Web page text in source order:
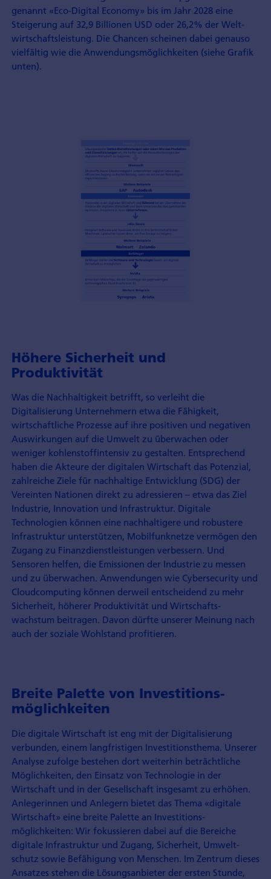
genannt «Eco-Digital Economy» bis im Jahr 2028 eine
Steigerung auf 32,9 Billionen USD oder 26,2% der Welt­
wirtschafts­leistung. Die Chancen scheinen dabei genauso
vielfältig wie die Anwendungs­möglichkeiten (siehe Grafik
unten).
Höhere Sicherheit und
Produktivität
Was die Nachhaltigkeit betrifft, so verleiht die
Digitalisierung Unternehmern etwa die Fähigkeit,
wirtschaftliche Prozesse auf ihre positiven und negativen
Aus­wirkungen auf die Umwelt zu überwachen oder
weniger kohlenstoff­intensiv zu gestalten. Entsprechend
haben die Akteure der digitalen Wirtschaft das Potenzial,
zahlreiche Ziele für nachhaltige Entwicklung (SDG) der
Vereinten Nationen direkt zu adressieren – etwa das Ziel
Industrie, Innovation und Infrastruktur. Digitale
Technologien können eine nach­haltigere und robustere
Infrastruktur unterstützen, Mobil­funk­netze vermögen den
Zugang zu Finanz­dienst­leistungen verbessern. Und
Sensoren helfen, die Emissionen der Industrie zu messen
und zu überwachen. Anwendungen wie Cyber­security und
Cloud­computing können derweil entscheidend zu mehr
Sicherheit, höherer Produktivität und Wirtschafts­
wachstum beitragen. Davon dürfte unserer Meinung nach
auch der soziale Wohlstand profitieren.
Breite Palette von Investitions­
möglichkeiten
Die digitale Wirtschaft ist eng mit der Digitalisierung
verbunden, einem langfristigen Investitions­thema. Unserer
Analyse zufolge bestehen dort weiterhin beträchtliche
Möglichkeiten, den Einsatz von Technologie in der
Wirtschaft und in der Gesellschaft insgesamt zu erhöhen.
Anlegerinnen und Anlegern bietet das Thema «digitale
Wirtschaft» eine breite Palette an Investitions­
möglichkeiten: Wir fokussieren dabei auf die Bereiche
digitale Infrastruktur und Zugang, Sicherheit, Umwelt­
schutz sowie Befähigung von Menschen. Im Zentrum dieses
Ansatzes stehen die Lösungs­anbieter der ersten Stunde,